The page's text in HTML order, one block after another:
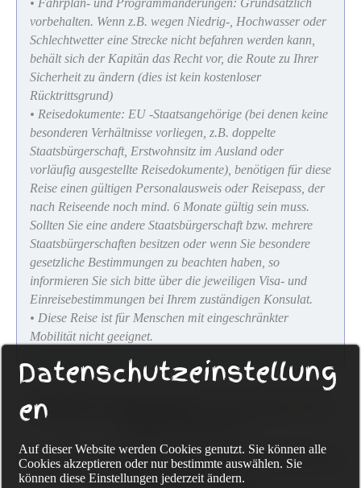
• Fahrplan- und Programmänderungen: Grundsätzlich
vorbehalten. Wenn z.B. wegen Niedrig-, Hochwasser oder
Schlechtwetter eine Strecke nicht befahren werden kann,
behält sich der Kapitän das Recht vor, die Route zu Ihrer
Sicherheit zu ändern (dies ist kein kostenloser
Rücktrittsgrund)
• Reisedokumente: EU -Staatsangehörige (bei denen keine
besonderen Verhältnisse vorliegen, z.B. doppelte
Staatsbürgerschaft, Erstwohnsitz im Ausland oder
vorläufig ausgestellte Reisedokumente), benötigen für diese
Reise einen gültigen Personalausweis oder Reisepass, der
nach Reiseende noch mind. 6 Monate gültig sein muss.
Sollten Sie eine andere Staatsbürgerschaft bzw. mehrere
Staatsbürgerschaften besitzen oder wenn Sie besondere
gesetzliche Bestimmungen zu beachten haben, so
informieren Sie sich bitte über die jeweiligen Visa- und
Einreisebestimmungen bei Ihrem zuständigen Konsulat.
• Diese Reise ist für Menschen mit eingeschränkter
Mobilität nicht geeignet.
Sackmann Fahrradreisen
Tel. +49-(0) 74 33-96 75 322, www.sackmann-fahrradreisen.de,
info@guido-sackmann.de
Datenschutzeinstellung
en
Auf dieser Website werden Cookies genutzt. Sie können alle
Cookies akzeptieren oder nur bestimmte auswählen. Sie
können diese Einstellungen jederzeit ändern.